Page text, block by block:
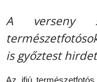
A verseny
is győztest
Az ifjú